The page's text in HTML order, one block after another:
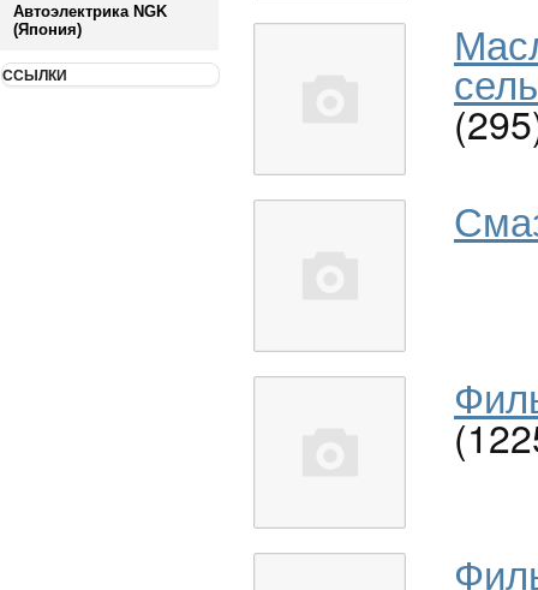
Автоэлектрика NGK
(Япония)
ССЫЛКИ